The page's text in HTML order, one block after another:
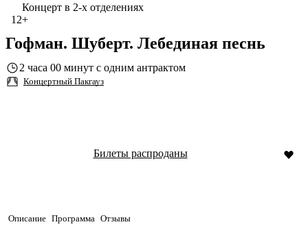
Концерт в 2-х отделениях
12+
Гофман. Шуберт. Лебединая песнь
2 часа 00 минут с одним антрактом
Концертный Пакгауз
Билеты распроданы
Описание Программа Отзывы